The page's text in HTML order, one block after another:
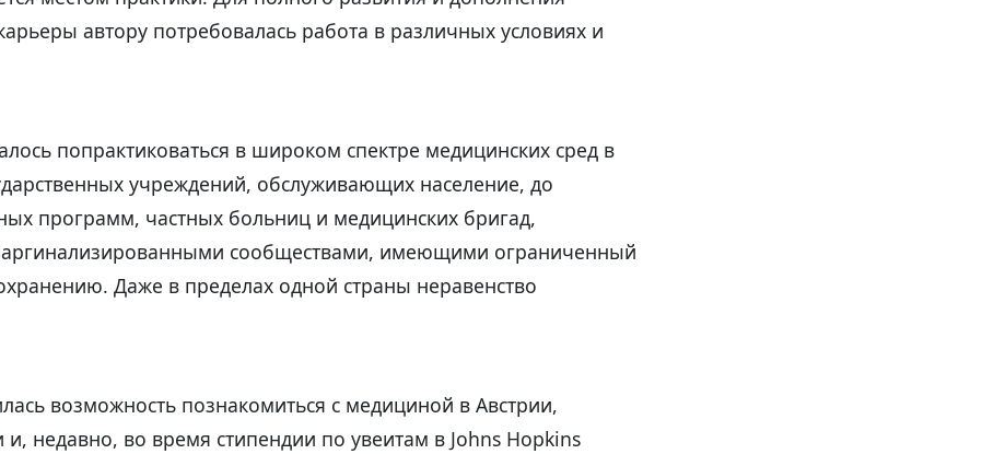
автору потребовалась работа в различных условиях и
попрактиковаться в широком спектре медицинских сред в
учреждений, обслуживающих население, до
программ, частных больниц и медицинских бригад,
сообществами, имеющими ограниченный
Даже в пределах одной страны неравенство
возможность познакомиться с медициной в Австрии,
и, недавно, во время стипендии по увеитам в Johns Hopkins